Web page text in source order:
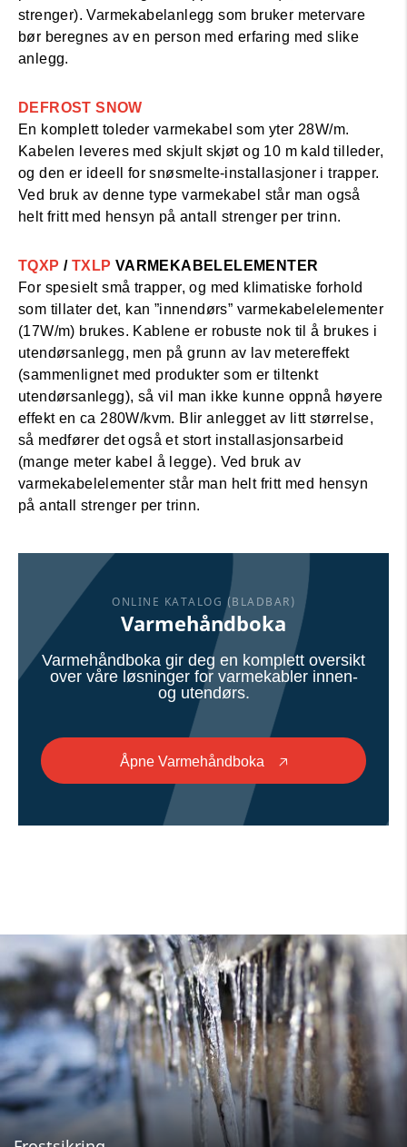
strenger). Varmekabelanlegg som bruker metervare
bør beregnes av en person med erfaring med slike
anlegg.
DEFROST SNOW
En komplett toleder varmekabel som yter 28W/m.
Kabelen leveres med skjult skjøt og 10 m kald tilleder,
og den er ideell for snøsmelte-installasjoner i trapper.
Ved bruk av denne type varmekabel står man også
helt fritt med hensyn på antall strenger per trinn.
TQXP / TXLP VARMEKABELELEMENTER
For spesielt små trapper, og med klimatiske forhold
som tillater det, kan ”innendørs” varmekabelelementer
(17W/m) brukes. Kablene er robuste nok til å brukes i
utendørsanlegg, men på grunn av lav metereffekt
(sammenlignet med produkter som er tiltenkt
utendørsanlegg), så vil man ikke kunne oppnå høyere
effekt en ca 280W/kvm. Blir anlegget av litt størrelse,
så medfører det også et stort installasjonsarbeid
(mange meter kabel å legge). Ved bruk av
varmekabelelementer står man helt fritt med hensyn
på antall strenger per trinn.
ONLINE KATALOG (BLADBAR)
Varmehåndboka
Varmehåndboka gir deg en komplett oversikt
over våre løsninger for varmekabler innen-
og utendørs.
Åpne Varmehåndboka 🡥